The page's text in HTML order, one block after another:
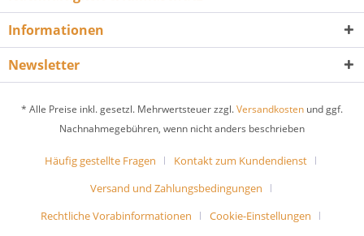
Informationen
Newsletter
* Alle Preise inkl. gesetzl. Mehrwertsteuer zzgl.Versandkosten und ggf.
Nachnahmegebühren, wenn nicht anders beschrieben
Häufig gestellte Fragen
Kontakt zum Kundendienst
Versand und Zahlungsbedingungen
Rechtliche Vorabinformationen
Cookie-Einstellungen